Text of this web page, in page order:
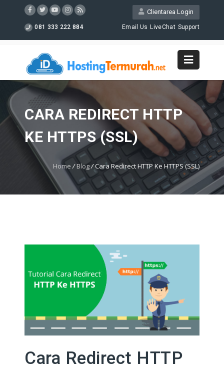
Clientarea Login
081 333 222 884 Email Us LiveChat Support
CARA REDIRECT HTTP
KE HTTPS (SSL)
Home /Blog/Cara Redirect HTTP Ke HTTPS (SSL)
Cara Redirect HTTP